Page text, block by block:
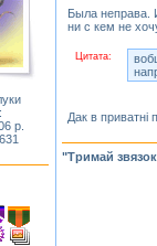
р.
Была неправа.
ни с кем не
Цитата:
Дак в приватні
"Тримай